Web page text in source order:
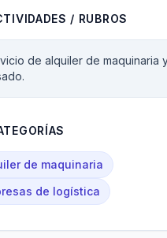
/ RUBROS
de alquiler de maquinaria
de maquinaria
de logística